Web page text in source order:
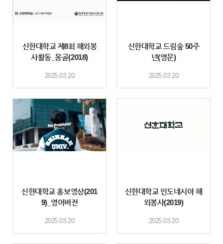
신한대학교 제8회 해외봉
사활동_몽골(2018)
2025.03.20
신한대학교 드림숲 50주
년(영문)
2025.03.20
신한대학교 홍보영상(201
9)_영어버전
2025.03.20
신한대학교 인도네시아 해
외봉사(2019)
2025.03.20